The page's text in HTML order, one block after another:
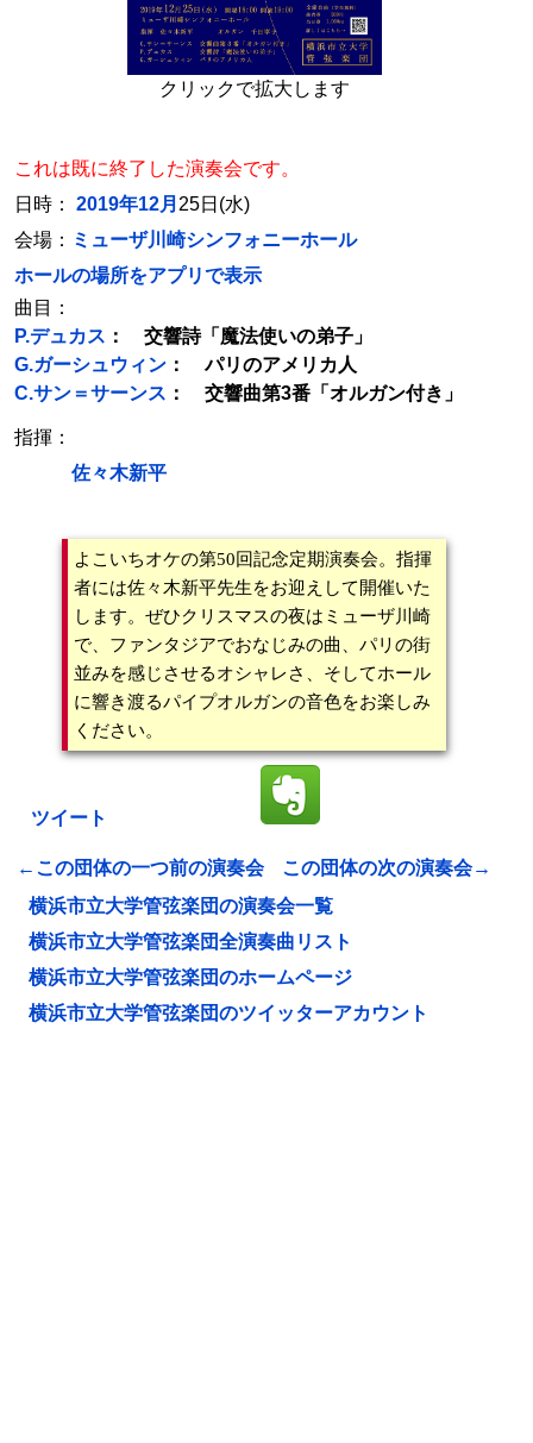
クリックで拡大します
これは既に終了した演奏会です。
日時： 2019年12月 25日(水)
会場： ミューザ川崎シンフォニーホール
ホールの場所をアプリで表示
曲目：
P.デュカス ： 交響詩「魔法使いの弟子」
G.ガーシュウィン ： パリのアメリカ人
C.サン＝サーンス ： 交響曲第3番「オルガン付き」
指揮：
佐々木新平
よこいちオケの第50回記念定期演奏会。指揮
者には佐々木新平先生をお迎えして開催いた
します。ぜひクリスマスの夜はミューザ川崎
で、ファンタジアでおなじみの曲、パリの街
並みを感じさせるオシャレさ、そしてホール
に響き渡るパイプオルガンの音色をお楽しみ
ください。
ツイート
←この団体の一つ前の演奏会
この団体の次の演奏会→
横浜市立大学管弦楽団の演奏会一覧
横浜市立大学管弦楽団全演奏曲リスト
横浜市立大学管弦楽団のホームページ
横浜市立大学管弦楽団のツイッターアカウント